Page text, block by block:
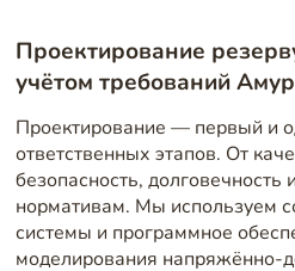
Проектирование
учётом требований
Проектирование — первый и
ответственных этапов. От
безопасность, долговечность
нормативам. Мы используем
системы и программное
моделирования напряжённо-